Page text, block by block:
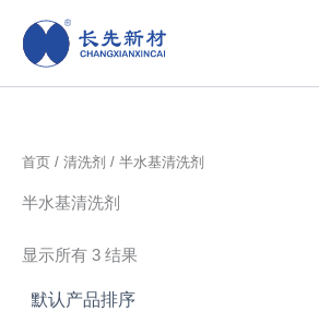
容
首页 / 清洗剂 / 半水基清洗剂
半水基清洗剂
显示所有 3 结果